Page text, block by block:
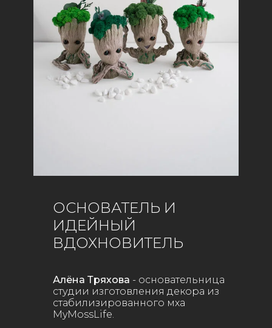
ОСНОВАТЕЛЬ И
ИДЕЙНЫЙ
ВДОХНОВИТЕЛЬ
Алёна Тряхова - основательница
студии изготовления декора из
стабилизированного мха
MyMossLife.